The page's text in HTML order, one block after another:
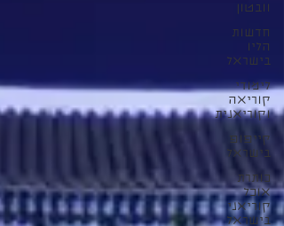
וובטון
חדשות
הליו
בישראל
לימודי
קוריאה
וקוריאנית
קייפופ
בישראל
כותרת
אוכל
קוריאני
בישראל